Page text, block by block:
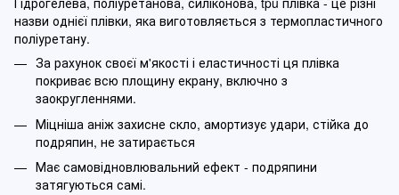
назви однієї плівки, яка виготовляється з термопластичного
поліуретану.
За рахунок своєї м'якості і еластичності ця плівка
покриває всю площину екрану, включно з
заокругленнями.
Міцніша аніж захисне скло, амортизує удари, стійка до
подряпин, не затирається
Має самовідновлювальний ефект - подряпини
затягуються самі.